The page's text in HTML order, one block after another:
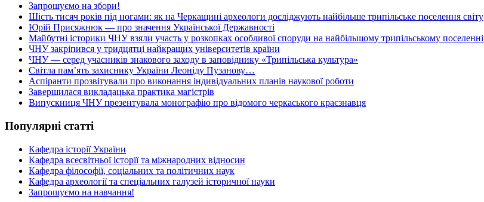
Запрошуємо на збори!
Шість тисяч років під ногами: як на Черкащині археологи досліджують найбільше трипільське поселення світу
Юрій Присяжнюк — про значення Української Державності
Майбутні історики ЧНУ взяли участь у розкопках особливої споруди на найбільшому трипільському поселенні
ЧНУ закріпився у тридцятці найкращих університетів країни
ЧНУ — серед учасників знакового заходу в заповіднику «Трипільська культура»
Світла пам’ять захиснику України Леоніду Пузанову…
Аспіранти прозвітували про виконання індивідуальних планів наукової роботи
Завершилася викладацька практика магістрів
Випускниця ЧНУ презентувала монографію про відомого черкаського краєзнавця
Популярні статті
Кафедра історії України
Кафедра всесвітньої історії та міжнародних відносин
Кафедра філософії, соціальних та політичних наук
Кафедра археології та спеціальних галузей історичної науки
Запрошуємо на навчання!